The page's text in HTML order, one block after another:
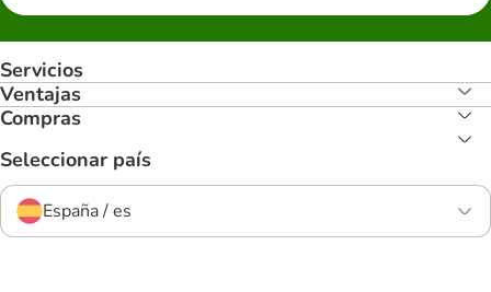
Servicios
Ventajas
Compras
Seleccionar país
España / es